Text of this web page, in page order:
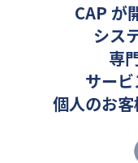
CAP が
シス
専
サー
個人のお客